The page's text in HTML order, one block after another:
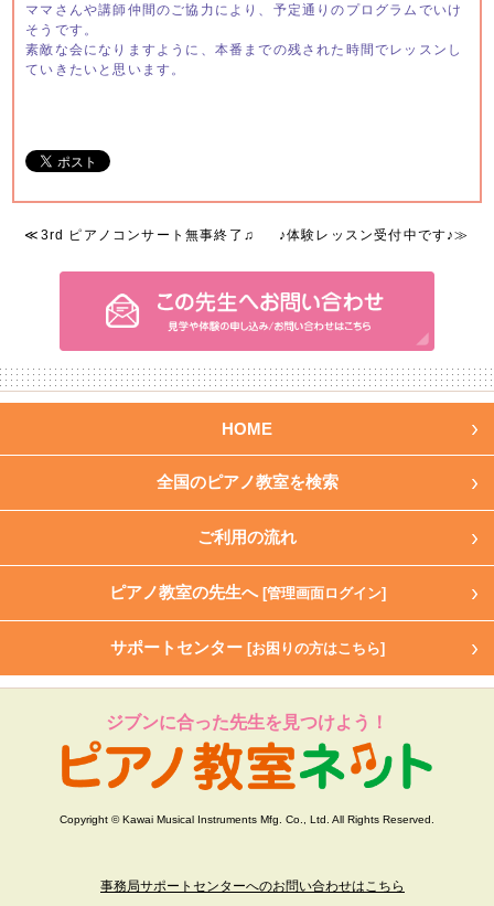
ママさんや講師仲間のご協力により、予定通りのプログラムでいけ
そうです。
素敵な会になりますように、本番までの残された時間でレッスンし
ていきたいと思います。
≪ 3rd ピアノコンサート無事終了♫ ♪体験レッスン受付中です♪≫
HOME
全国のピアノ教室を検索
ご利用の流れ
ピアノ教室の先生へ [管理画面ログイン]
サポートセンター [お困りの方はこちら]
ジブンに合った先生を見つけよう！
Copyright © Kawai Musical Instruments Mfg. Co., Ltd. All Rights Reserved.
事務局サポートセンターへのお問い合わせはこちら